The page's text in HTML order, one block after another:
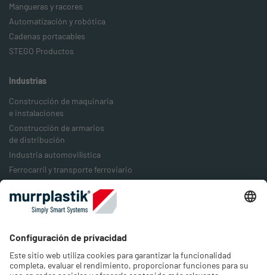
Mangueras y racores
Automatización y robótica
Cadenas portacables
STEGO Productos
Industrias
Construcción de maquinaria
e instalaciones
Construcción de armarios
de distribución
Industria automovilística
Ferrocarril y transporte ferroviario
Industria del embalaje
Industria energética
Empresa
Acerca de nosotros